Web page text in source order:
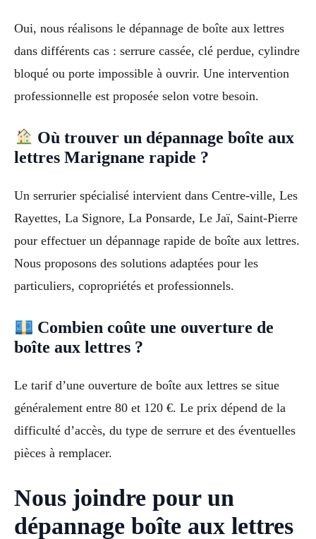
Oui, nous réalisons le dépannage de boîte aux lettres
dans différents cas : serrure cassée, clé perdue, cylindre
bloqué ou porte impossible à ouvrir. Une intervention
professionnelle est proposée selon votre besoin.
Où trouver un dépannage boîte aux
lettres Marignane rapide ?
Un serrurier spécialisé intervient dans Centre-ville, Les
Rayettes, La Signore, La Ponsarde, Le Jaï, Saint-Pierre
pour effectuer un dépannage rapide de boîte aux lettres.
Nous proposons des solutions adaptées pour les
particuliers, copropriétés et professionnels.
Combien coûte une ouverture de
boîte aux lettres ?
Le tarif d’une ouverture de boîte aux lettres se situe
généralement entre 80 et 120 €. Le prix dépend de la
difficulté d’accès, du type de serrure et des éventuelles
pièces à remplacer.
Nous joindre pour un
dépannage boîte aux lettres